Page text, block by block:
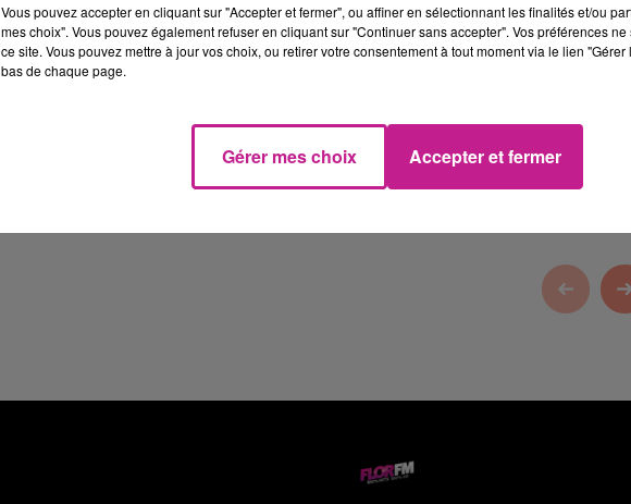
Vous pouvez accepter en cliquant sur "Accepter et fermer", ou affiner en sélectionnant les finalités et/ou
mes choix". Vous pouvez également refuser en cliquant sur "Continuer sans accepter". Vos préférences
ce site. Vous pouvez mettre à jour vos choix, ou retirer votre consentement à tout moment via le lien
bas de chaque page.
Gérer mes choix Accepter et fermer